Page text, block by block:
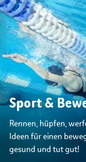
Sport &
Rennen, hüpfen,
Ideen für einen
gesund und tut gut!